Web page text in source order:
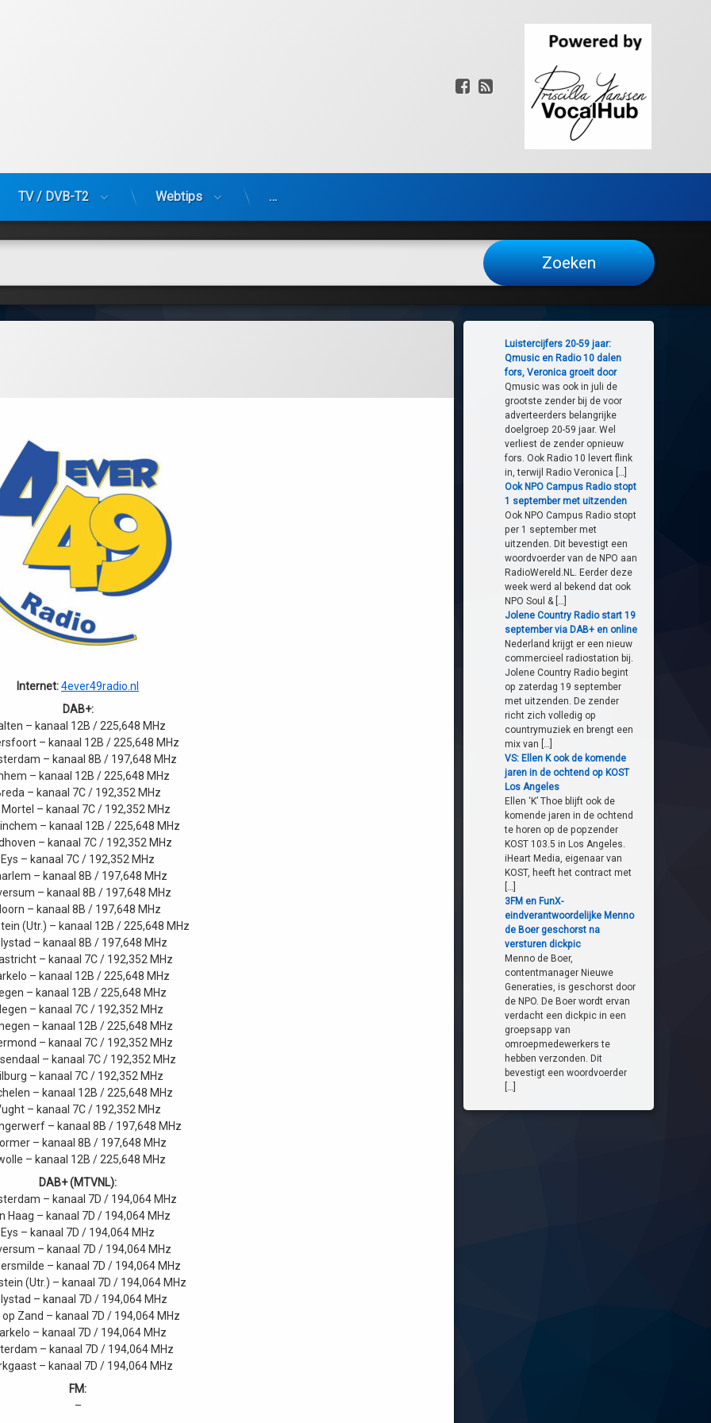
Facebook
RSS
TV / DVB-T2 Webtips …
Internet:4ever49radio.nl
DAB+:
– kanaal 12B / 225,648 MHz
– kanaal 12B / 225,648 MHz
– kanaal 8B / 197,648 MHz
– kanaal 12B / 225,648 MHz
– kanaal 7C / 192,352 MHz
Mortel – kanaal 7C / 192,352 MHz
– kanaal 12B / 225,648 MHz
– kanaal 7C / 192,352 MHz
Eys – kanaal 7C / 192,352 MHz
– kanaal 8B / 197,648 MHz
– kanaal 8B / 197,648 MHz
– kanaal 8B / 197,648 MHz
(Utr.) – kanaal 12B / 225,648 MHz
– kanaal 8B / 197,648 MHz
– kanaal 7C / 192,352 MHz
– kanaal 12B / 225,648 MHz
– kanaal 12B / 225,648 MHz
– kanaal 7C / 192,352 MHz
– kanaal 12B / 225,648 MHz
– kanaal 7C / 192,352 MHz
– kanaal 7C / 192,352 MHz
– kanaal 7C / 192,352 MHz
– kanaal 12B / 225,648 MHz
– kanaal 7C / 192,352 MHz
– kanaal 8B / 197,648 MHz
– kanaal 8B / 197,648 MHz
– kanaal 12B / 225,648 MHz
DAB+ (MTVNL):
– kanaal 7D / 194,064 MHz
Haag – kanaal 7D / 194,064 MHz
Eys – kanaal 7D / 194,064 MHz
– kanaal 7D / 194,064 MHz
– kanaal 7D / 194,064 MHz
(Utr.) – kanaal 7D / 194,064 MHz
– kanaal 7D / 194,064 MHz
op Zand – kanaal 7D / 194,064 MHz
– kanaal 7D / 194,064 MHz
– kanaal 7D / 194,064 MHz
– kanaal 7D / 194,064 MHz
FM:
–
Luistercijfers 20-59 jaar:
Qmusic en Radio 10 dalen
fors, Veronica groeit door
Qmusic was ook in juli de
grootste zender bij de voor
adverteerders belangrijke
doelgroep 20-59 jaar. Wel
verliest de zender opnieuw
fors. Ook Radio 10 levert flink
in, terwijl Radio Veronica […]
Ook NPO Campus Radio stopt
1 september met uitzenden
Ook NPO Campus Radio stopt
per 1 september met
uitzenden. Dit bevestigt een
woordvoerder van de NPO aan
RadioWereld.NL. Eerder deze
week werd al bekend dat ook
NPO Soul & […]
Jolene Country Radio start 19
september via DAB+ en online
Nederland krijgt er een nieuw
commercieel radiostation bij.
Jolene Country Radio begint
op zaterdag 19 september
met uitzenden. De zender
richt zich volledig op
countrymuziek en brengt een
mix van […]
VS: Ellen K ook de komende
jaren in de ochtend op KOST
Los Angeles
Ellen ‘K’ Thoe blijft ook de
komende jaren in de ochtend
te horen op de popzender
KOST 103.5 in Los Angeles.
iHeart Media, eigenaar van
KOST, heeft het contract met
[…]
3FM en FunX-
eindverantwoordelijke Menno
de Boer geschorst na
versturen dickpic
Menno de Boer,
contentmanager Nieuwe
Generaties, is geschorst door
de NPO. De Boer wordt ervan
verdacht een dickpic in een
groepsapp van
omroepmedewerkers te
hebben verzonden. Dit
bevestigt een woordvoerder
[…]